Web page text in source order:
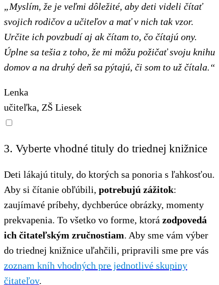
„Myslím, že je veľmi dôležité, aby deti videli čítať
svojich rodičov a učiteľov a mať v nich tak vzor.
Určite ich povzbudí aj ak čítam to, čo čítajú ony.
Úplne sa tešia z toho, že mi môžu požičať svoju knihu
domov a na druhý deň sa pýtajú, či som to už čítala.“
Lenka
učiteľka, ZŠ Liesek
3. Vyberte vhodné tituly do triednej knižnice
Deti lákajú tituly, do ktorých sa ponoria s ľahkosťou.
Aby si čítanie obľúbili, potrebujú zážitok:
zaujímavé príbehy, dychberúce obrázky, momenty
prekvapenia. To všetko vo forme, ktorá zodpovedá
ich čitateľským zručnostiam. Aby sme vám výber
do triednej knižnice uľahčili, pripravili sme pre vás
zoznam kníh vhodných pre jednotlivé skupiny
čitateľov.